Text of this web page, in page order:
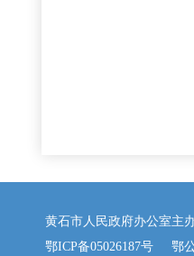
黄石市人民政府办公室
鄂ICP备05026187号
鄂